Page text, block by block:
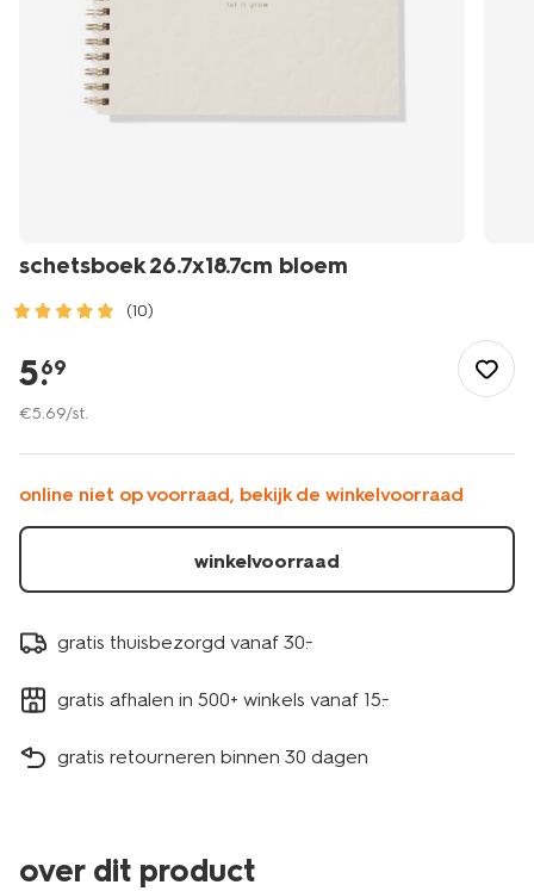
schetsboek 26.7x18.7cm bloem
(10)
tijd-
kantoor/hobby/knutselen/schetsboek-
26.7x18.7cm-
-14102310.html
5.
69
€5.69/st.
online niet op voorraad, bekijk de winkelvoorraad
winkelvoorraad
gratis thuisbezorgd vanaf 30.-
gratis afhalen in 500+ winkels vanaf 15.-
gratis retourneren binnen 30 dagen
over dit product